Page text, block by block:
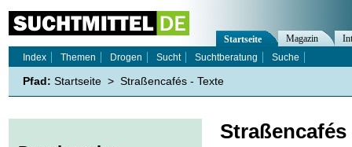
Straßencafés
Startseite Magazin
Index
Themen Drogen Sucht Suchtberatung Suche
Pfad: Startseite > Straßencafés - Texte